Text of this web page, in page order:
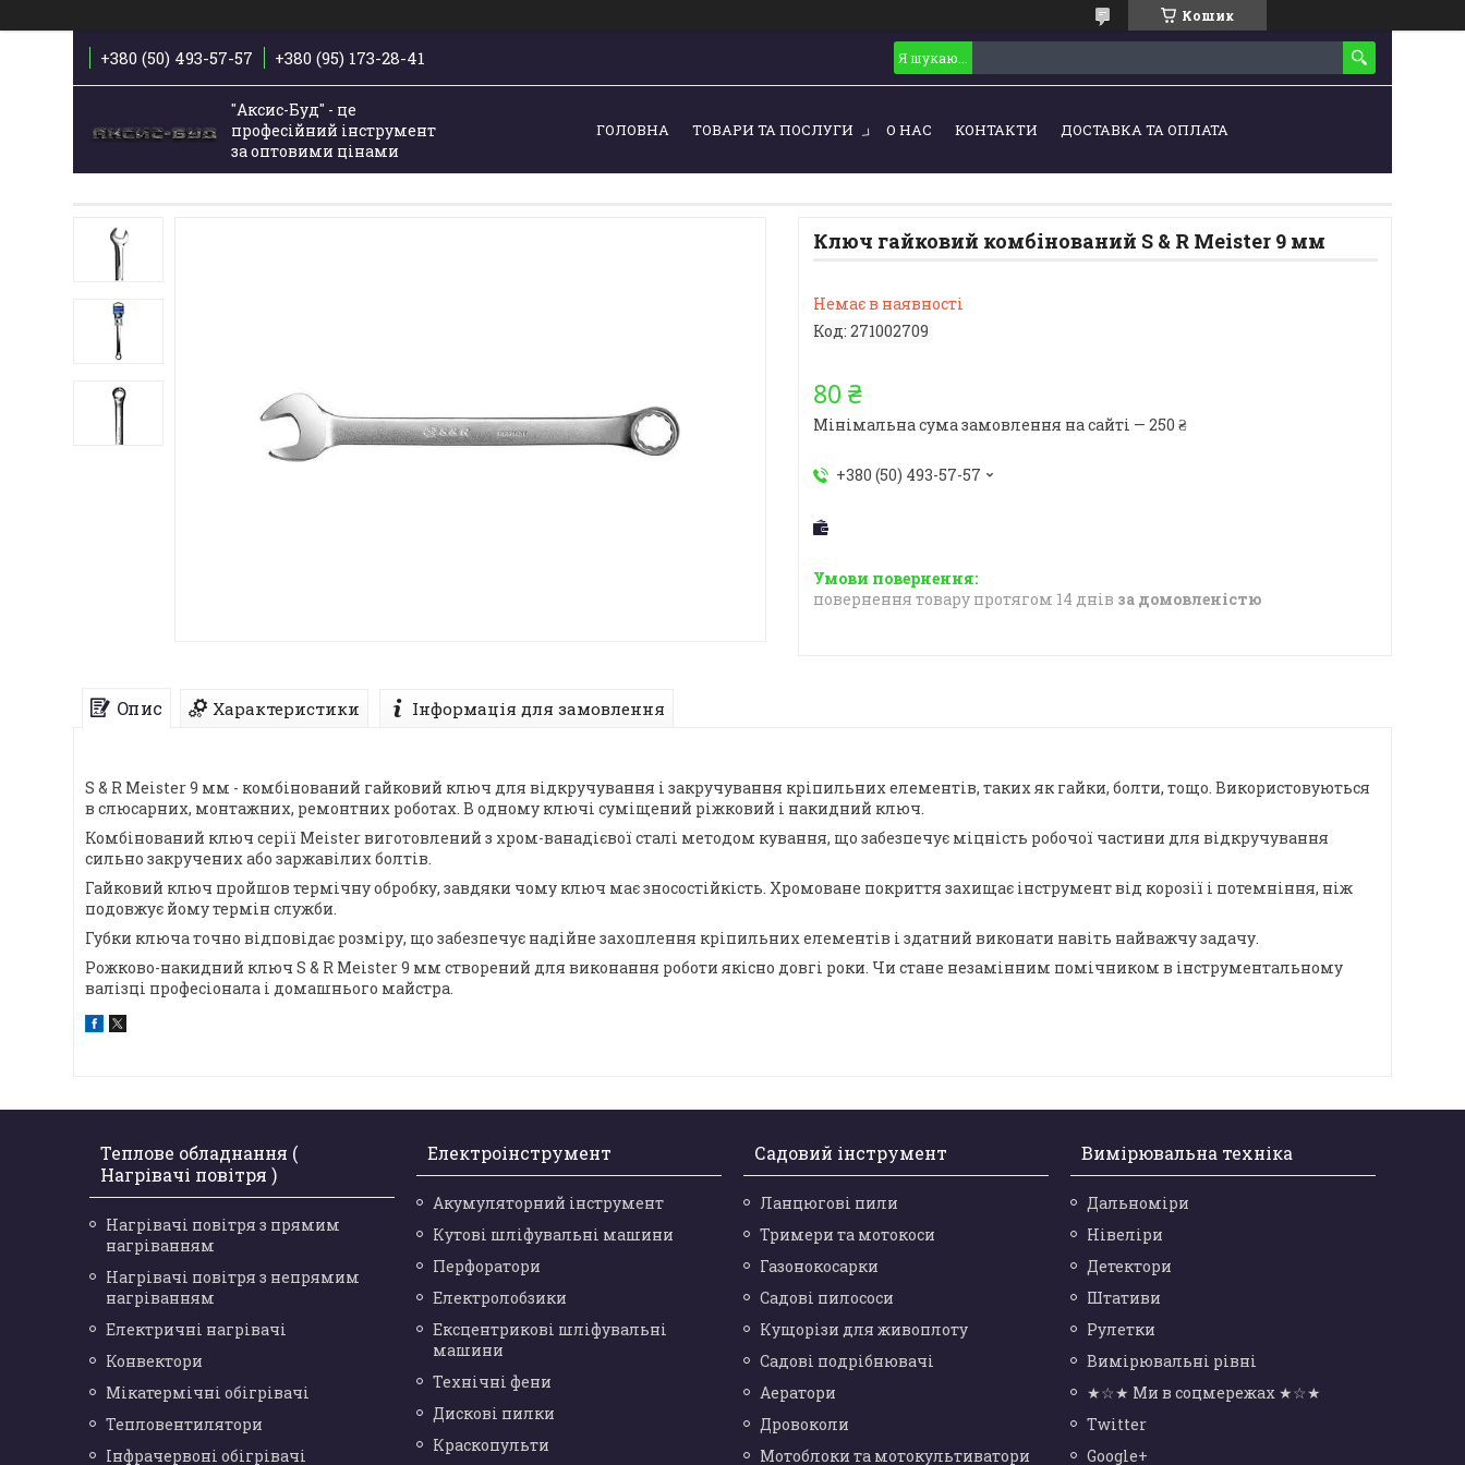
Кошик
+380 (50) 493-57-57 +380 (95) 173-28-41
"Аксис-Буд" - це
професійний інструмент
за оптовими цінами
ГОЛОВНА ТОВАРИ ТА ПОСЛУГИ О НАС КОНТАКТИ ДОСТАВКА ТА ОПЛАТА
Ключ гайковий комбінований S & R Meister 9 мм
Немає в наявності
Код: 271002709
80 ₴
Мінімальна сума замовлення на сайті — 250 ₴
+380 (50) 493-57-57
повернення товару протягом 14 днів за домовленістю
Опис Характеристики Інформація для замовлення
S & R Meister 9 мм - комбінований гайковий ключ для відкручування і закручування кріпильних елементів, таких як гайки, болти, тощо. Використовуються
в слюсарних, монтажних, ремонтних роботах. В одному ключі суміщений ріжковий і накидний ключ.
Комбінований ключ серії Meister виготовлений з хром-ванадієвої сталі методом кування, що забезпечує міцність робочої частини для відкручування
сильно закручених або заржавілих болтів.
Гайковий ключ пройшов термічну обробку, завдяки чому ключ має зносостійкість. Хромоване покриття захищає інструмент від корозії і потемніння, ніж
подовжує йому термін служби.
Губки ключа точно відповідає розміру, що забезпечує надійне захоплення кріпильних елементів і здатний виконати навіть найважчу задачу.
Рожково-накидний ключ S & R Meister 9 мм створений для виконання роботи якісно довгі роки. Чи стане незамінним помічником в інструментальному
валізці професіонала і домашнього майстра.
Теплове обладнання (
Нагрівачі повітря )
Нагрівачі повітря з прямим
нагріванням
Нагрівачі повітря з непрямим
нагріванням
Електричні нагрівачі
Конвектори
Мікатермічні обігрівачі
Тепловентилятори
Інфрачервоні обігрівачі
Електроінструмент
Акумуляторний інструмент
Кутові шліфувальні машини
Перфоратори
Електролобзики
Ексцентрикові шліфувальні
машини
Технічні фени
Дискові пилки
Краскопульти
Садовий інструмент
Ланцюгові пили
Тримери та мотокоси
Газонокосарки
Садові пилососи
Кущорізи для живоплоту
Садові подрібнювачі
Аератори
Дровоколи
Мотоблоки та мотокультиватори
Вимірювальна техніка
Дальноміри
Нівеліри
Детектори
Штативи
Рулетки
Вимірювальні рівні
★☆★ Ми в соцмережах ★☆★
Twitter
Google+